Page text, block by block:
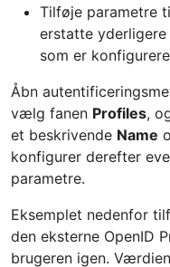
Tilføje parametre
erstatte yderligere
som er
Åbn
vælg fanen Profiles,
et beskrivende Name
konfigurer derefter
parametre.
Eksemplet nedenfor
den eksterne OpenID
brugeren igen. Værdien